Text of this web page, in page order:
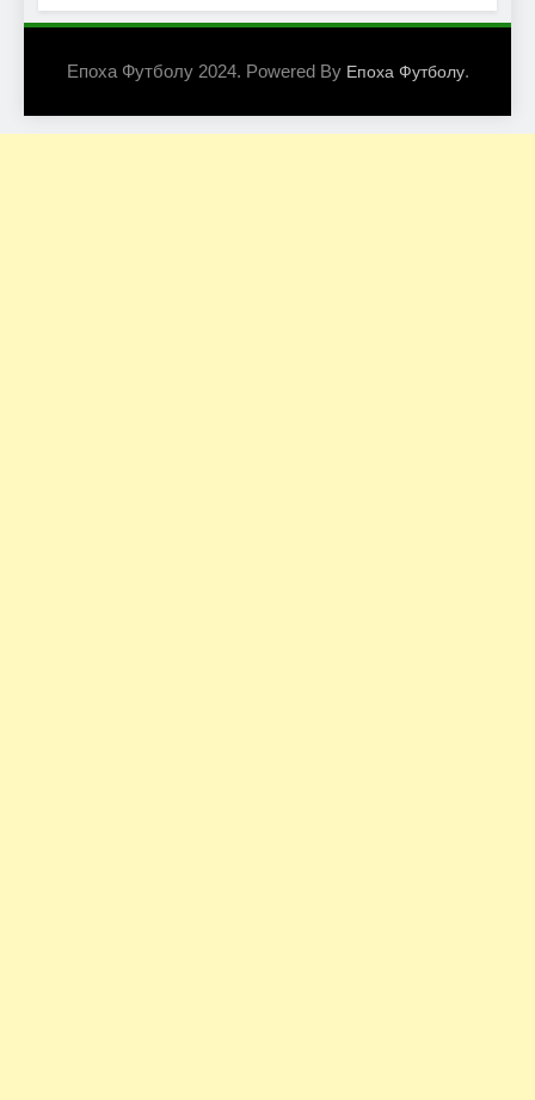
Епоха Футболу 2024. Powered By Епоха Футболу.